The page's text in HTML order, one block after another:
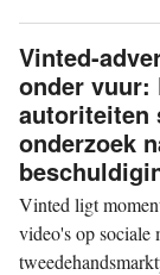
voor het jaar
december 2025.
momenteel meer
Verenigde Staten,
Vinted-
onder vuur:
autoriteiten
onderzoek
Vinted ligt
video's op sociale